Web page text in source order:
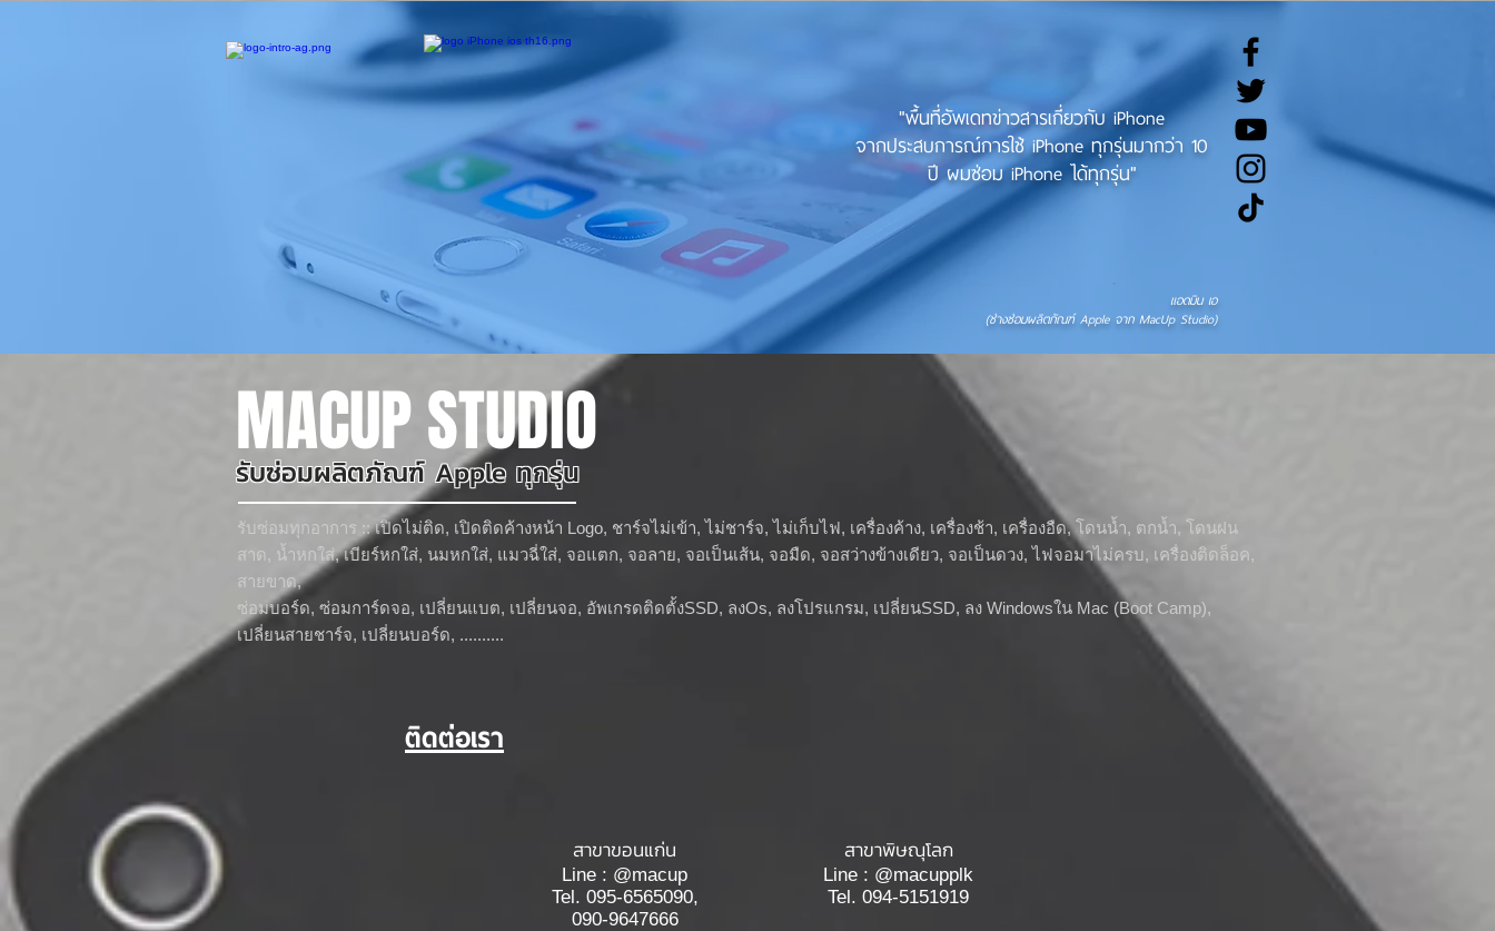
"พื้นที่อัพเดทข่าวสารเกี่ยวกับ iPhone
จากประสบการณ์การใช้ iPhone ทุกรุ่นมากว่า 10
ปี ผมซ่อม iPhone ได้ทุกรุ่น"
แอดมิน เอ
(ช่างซ่อมผลิตภัณฑ์ Apple จาก MacUp Studio)
MACUP STUDIO
รับซ่อมผลิตภัณฑ์ Apple ทุกรุ่น
รับซ่อมทุกอาการ :: เปิดไม่ติด, เปิดติดค้างหน้า Logo, ชาร์จไม่เข้า, ไม่ชาร์จ, ไม่เก็บไฟ, เครื่องค้าง, เครื่องช้า, เครื่องอืด, โดนน้ำ, ตกน้ำ, โดนฝน
สาด, น้ำหกใส่, เบียร์หกใส่, นมหกใส่, แมวฉี่ใส่, จอแตก, จอลาย, จอเป็นเส้น, จอมืด, จอสว่างข้างเดียว, จอเป็นดวง, ไฟจอมาไม่ครบ, เครื่องติดล็อค,
สายขาด,
ซ่อมบอร์ด, ซ่อมการ์ดจอ, เปลี่ยนแบต, เปลี่ยนจอ, อัพเกรดติดตั้งSSD, ลงOs, ลงโปรแกรม, เปลี่ยนSSD, ลง Windowsใน Mac (Boot Camp),
เปลี่ยนสายชาร์จ, เปลี่ยนบอร์ด, ..........
ติดต่อเรา
สาขาขอนแก่น
Line : @macup
Tel. 095-6565090,
090-9647666
สาขาพิษณุโลก
Line : @macupplk
Tel. 094-5151919